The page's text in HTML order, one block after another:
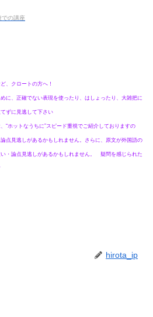
の講座
、クロートの方へ！
、正確でない表現を使ったり、はしょったり、大雑把に
ずに見逃して下さい
ホットなうちに”スピード重視でご紹介しておりますの
点見逃しがあるかもしれません。さらに、原文が外国語の
・論点見逃しがあるかもしれません。 疑問を感じられた
hirota_ip